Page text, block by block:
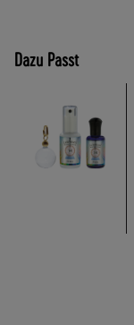
D
S
Dazu Passt